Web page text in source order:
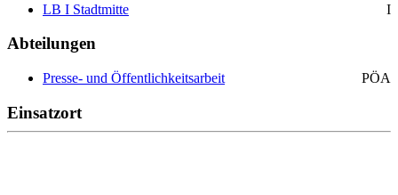
LB I Stadtmitte I
Abteilungen
Presse- und Öffentlichkeitsarbeit PÖA
Einsatzort